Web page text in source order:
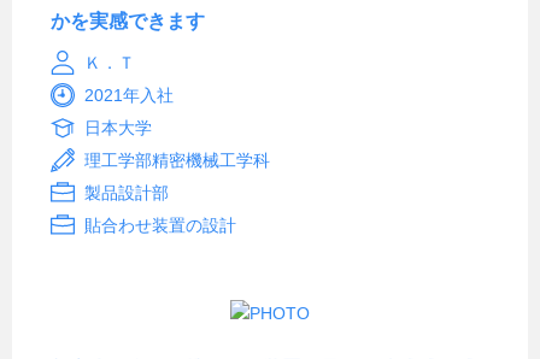
かを実感できます
Ｋ．Ｔ
2021年入社
日本大学
理工学部精密機械工学科
製品設計部
貼合わせ装置の設計